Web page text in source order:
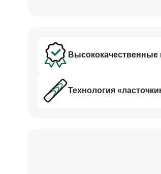
стабильный.
Запил стал тоньше и длиннее,
уменьшают вибрацию при
изготовлении, зато обес-
Технология